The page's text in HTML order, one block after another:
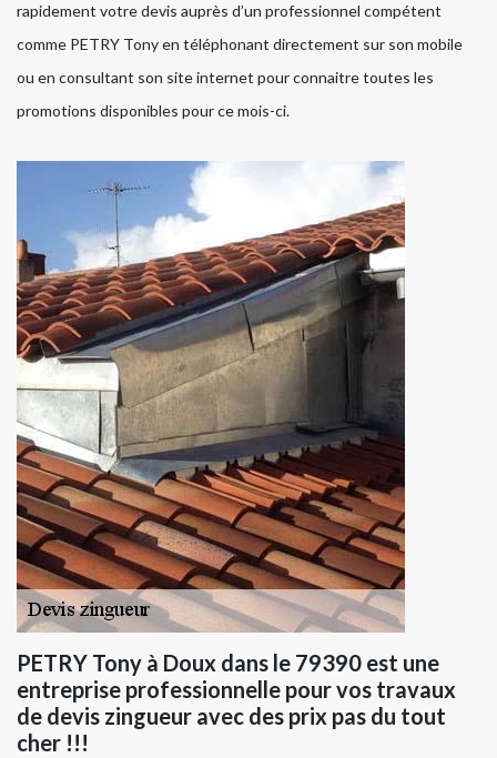
rapidement votre devis auprès d’un professionnel compétent
comme PETRY Tony en téléphonant directement sur son mobile
ou en consultant son site internet pour connaitre toutes les
promotions disponibles pour ce mois-ci.
PETRY Tony à Doux dans le 79390 est une
entreprise professionnelle pour vos travaux
de devis zingueur avec des prix pas du tout
cher !!!